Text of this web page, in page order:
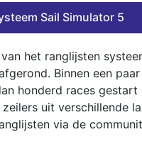
Sail Simulator 5
het ranglijsten
Binnen een
honderd races gestart
uit verschillende
via de